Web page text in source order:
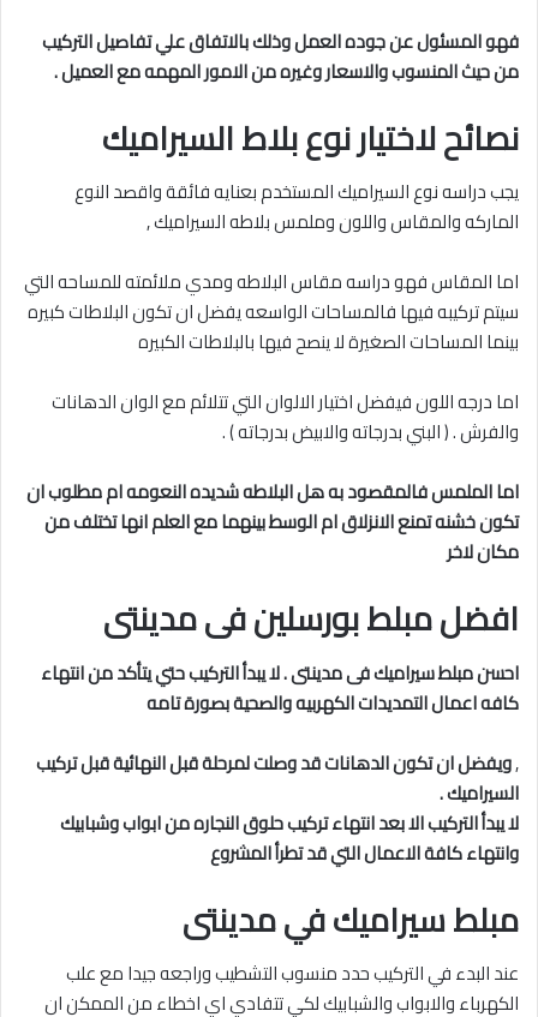
فهو المسئول عن جوده العمل وذلك بالاتفاق علي تفاصيل التركيب
من حيث المنسوب والاسعار وغيره من الامور المهمه مع العميل .
نصائح لاختيار نوع بلاط السيراميك
يجب دراسه نوع السيراميك المستخدم بعنايه فائقة واقصد النوع
الماركه والمقاس واللون وملمس بلاطه السيراميك ,
اما المقاس فهو دراسه مقاس البلاطه ومدي ملائمته للمساحه التي
سيتم تركيبه فيها فالمساحات الواسعه يفضل ان تكون البلاطات كبيره
بينما المساحات الصغيرة لا ينصح فيها بالبلاطات الكبيره
اما درجه اللون فيفضل اختيار الالوان التي تتلائم مع الوان الدهانات
والفرش . ( البني بدرجاته والابيض بدرجاته ) .
اما الملمسفالمقصود به هل البلاطه شديده النعومه ام مطلوب ان
تكون خشنه تمنع الانزلاق ام الوسط بينهما مع العلم انها تختلف من
مكان لاخر
افضل مبلط بورسلين فى مدينتى
احسن مبلط سيراميك فى مدينتى . لا يبدأ التركيب حتي يتأكد من انتهاء
كافه اعمال التمديدات الكهربيه والصحية بصورة تامه
,ويفضل ان تكون الدهانات قد وصلت لمرحلة قبل النهائية قبل تركيب
السيراميك .
لا يبدأ التركيب الا بعد انتهاء تركيب حلوق النجاره من ابواب وشبابيك
وانتهاء كافة الاعمال التي قد تطرأ المشروع
مبلط سيراميك في مدينتى
عند البدء في التركيب حدد منسوب التشطيب وراجعه جيدا مع علب
الكهرباء والابواب والشبابيك لكي تتفادي اي اخطاء من الممكن ان